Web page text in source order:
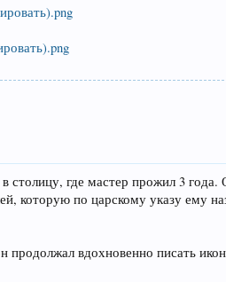
столицу, где мастер прожил 3
по царскому указу ему
вдохновенно писать